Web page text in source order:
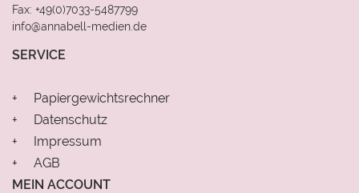
Fax: +49(0)7033-5487799
info@annabell-medien.de
SERVICE
Papiergewichtsrechner
Datenschutz
Impressum
AGB
MEIN ACCOUNT